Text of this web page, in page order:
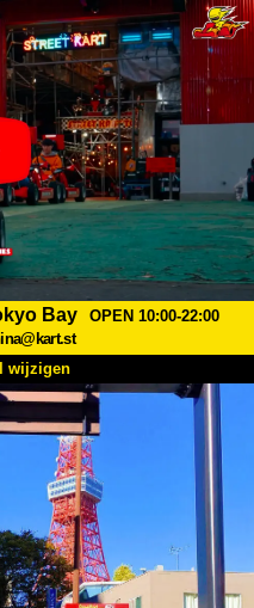
Bay
OPEN 10:00-22:00
wijzigen
Boekingen